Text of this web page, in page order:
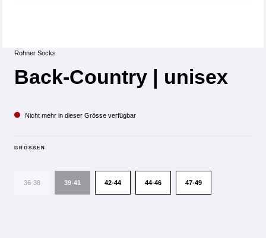
Rohner Socks
Back-Country | unisex
Nicht mehr in dieser Grösse verfügbar
GRÖSSEN
36-38 39-41 42-44 44-46 47-49